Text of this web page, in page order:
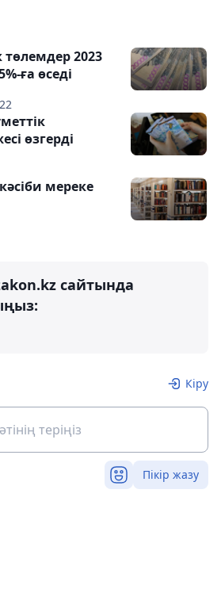
төлемдер 2023
ға өседі
өзгерді
мереке
сайтында
Кіру
Пікір жазу